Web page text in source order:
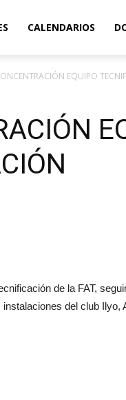
CALENDARIOS
EQUIPO
de la FAT,
del club Ilyo,